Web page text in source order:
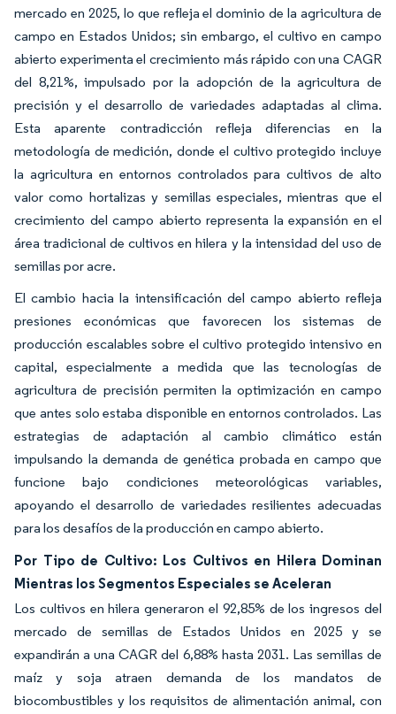
mercado en 2025, lo que refleja el dominio de la agricultura de
campo en Estados Unidos; sin embargo, el cultivo en campo
abierto experimenta el crecimiento más rápido con una CAGR
del 8,21%, impulsado por la adopción de la agricultura de
precisión y el desarrollo de variedades adaptadas al clima.
Esta aparente contradicción refleja diferencias en la
metodología de medición, donde el cultivo protegido incluye
la agricultura en entornos controlados para cultivos de alto
valor como hortalizas y semillas especiales, mientras que el
crecimiento del campo abierto representa la expansión en el
área tradicional de cultivos en hilera y la intensidad del uso de
semillas por acre.
El cambio hacia la intensificación del campo abierto refleja
presiones económicas que favorecen los sistemas de
producción escalables sobre el cultivo protegido intensivo en
capital, especialmente a medida que las tecnologías de
agricultura de precisión permiten la optimización en campo
que antes solo estaba disponible en entornos controlados. Las
estrategias de adaptación al cambio climático están
impulsando la demanda de genética probada en campo que
funcione bajo condiciones meteorológicas variables,
apoyando el desarrollo de variedades resilientes adecuadas
para los desafíos de la producción en campo abierto.
Por Tipo de Cultivo: Los Cultivos en Hilera Dominan
Mientras los Segmentos Especiales se Aceleran
Los cultivos en hilera generaron el 92,85% de los ingresos del
mercado de semillas de Estados Unidos en 2025 y se
expandirán a una CAGR del 6,88% hasta 2031. Las semillas de
maíz y soja atraen demanda de los mandatos de
biocombustibles y los requisitos de alimentación animal, con